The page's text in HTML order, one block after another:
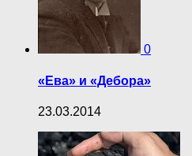
0
«Ева» и «Дебора»
23.03.2014